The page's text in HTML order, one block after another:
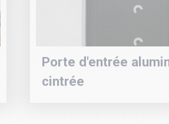
Porte d'entrée
cintrée